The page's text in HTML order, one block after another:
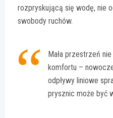
rozpryskującą się wodę, nie
swobody ruchów.
Mała przestrzeń
komfortu –
odpływy liniowe
prysznic może być